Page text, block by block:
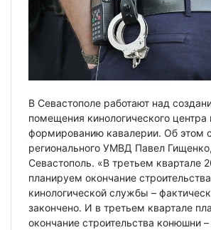
В Севастополе работают над
помещения кинологического центра
формированию кавалерии. Об этом
регионального УМВД Павел
Севастополь. «В третьем квартале
планируем окончание
кинологической службы –
закончено. И в третьем квартале
окончание строительства конюшни